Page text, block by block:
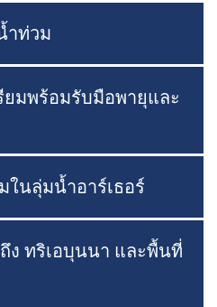
ำท่วม
ยมพร้อมรับมือพายุและ
นลุ่มน้ำอาร์เธอร์
ง ทริเอบุนนา และพื้นที่